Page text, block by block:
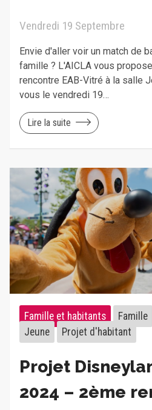
Vendredi 19 Septembre
Envie d'aller voir un match de
famille ? L'AICLA vous
rencontre EAB-Vitré à la salle
vous le vendredi 19…
Lire la suite
Famille et habitants Famille
Jeune
Projet d'habitant
Projet
2024 – 2ème